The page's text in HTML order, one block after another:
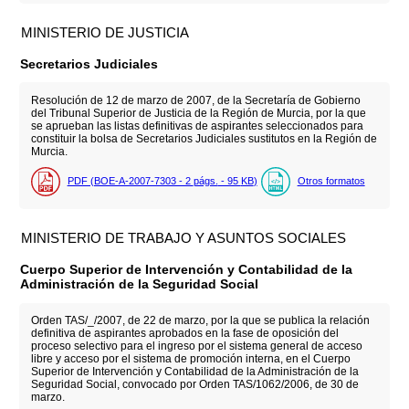
MINISTERIO DE JUSTICIA
Secretarios Judiciales
Resolución de 12 de marzo de 2007, de la Secretaría de Gobierno
del Tribunal Superior de Justicia de la Región de Murcia, por la que
se aprueban las listas definitivas de aspirantes seleccionados para
constituir la bolsa de Secretarios Judiciales sustitutos en la Región de
Murcia.
PDF (BOE-A-2007-7303 - 2 págs. - 95 KB) Otros formatos
MINISTERIO DE TRABAJO Y ASUNTOS SOCIALES
Cuerpo Superior de Intervención y Contabilidad de la
Administración de la Seguridad Social
Orden TAS/_/2007, de 22 de marzo, por la que se publica la relación
definitiva de aspirantes aprobados en la fase de oposición del
proceso selectivo para el ingreso por el sistema general de acceso
libre y acceso por el sistema de promoción interna, en el Cuerpo
Superior de Intervención y Contabilidad de la Administración de la
Seguridad Social, convocado por Orden TAS/1062/2006, de 30 de
marzo.